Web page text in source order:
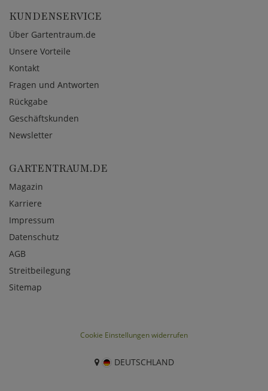
KUNDENSERVICE
Über Gartentraum.de
Unsere Vorteile
Kontakt
Fragen und Antworten
Rückgabe
Geschäftskunden
Newsletter
GARTENTRAUM.DE
Magazin
Karriere
Impressum
Datenschutz
AGB
Streitbeilegung
Sitemap
Cookie Einstellungen widerrufen
DEUTSCHLAND